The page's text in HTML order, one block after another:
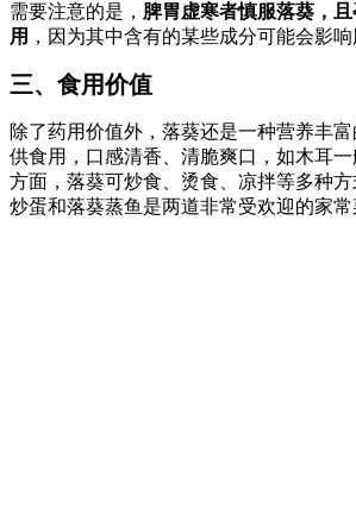
需要注意的是， 脾胃虚寒者慎服落葵，
用 ，因为其中含有的某些成分可能会影响
三、食用价值
除了药用价值外，落葵还是一种营养丰
供食用，口感清香、清脆爽口，如木耳
方面，落葵可炒食、烫食、凉拌等多种
炒蛋和落葵蒸鱼是两道非常受欢迎的家常